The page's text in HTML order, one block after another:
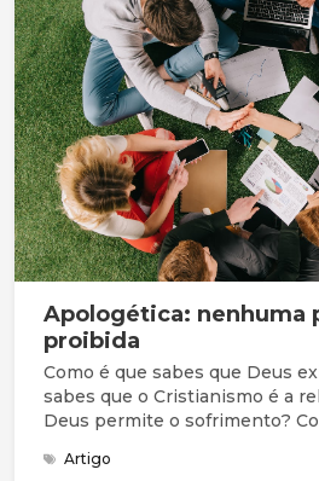
lamento a minha fé fraca e os
presumivelmente ainda mais
fazer para ser salvo?”
filipense a Paulo e Silas.
Apologética: nenhuma
proibida
Como é que sabes que Deus
sabes que o Cristianismo é a
Deus permite o sofrimento?
ressuscitou dos mortos? Por
Artigo